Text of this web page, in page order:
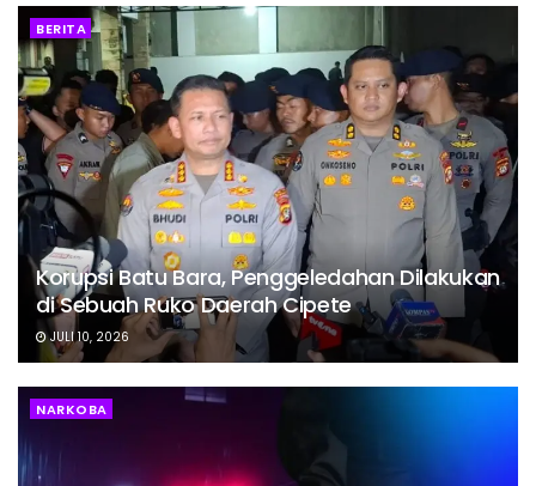
BERITA
Korupsi Batu Bara, Penggeledahan Dilakukan
di Sebuah Ruko Daerah Cipete
JULI 10, 2026
NARKOBA